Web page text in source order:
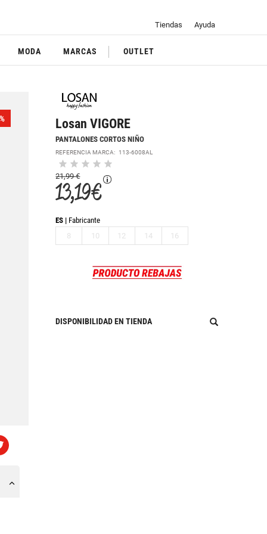
Tiendas Ayuda
MODA MARCAS OUTLET
Losan VIGORE
PANTALONES CORTOS NIÑO
REFERENCIA MARCA: 113-6008AL
21,99 €
13,19 €
ES
Fabricante
8
10 12 14 16
DISPONIBILIDAD EN TIENDA
%